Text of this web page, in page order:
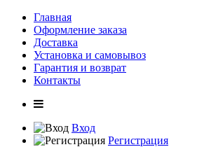
Главная
Оформление заказа
Доставка
Установка и самовывоз
Гарантия и возврат
Контакты
Вход
Регистрация